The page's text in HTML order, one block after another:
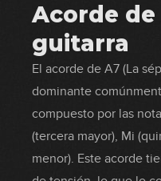
Acorde de
guitarra
El acorde de A7 (La
dominante
compuesto por las
(tercera mayor), Mi
menor). Este acorde